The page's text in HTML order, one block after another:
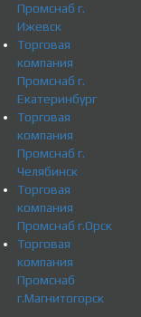
Промснаб г.
Ижевск
Торговая
компания
Промснаб г.
Екатеринбург
Торговая
компания
Промснаб г.
Челябинск
Торговая
компания
Промснаб г.Орск
Торговая
компания
Промснаб
г.Магнитогорск